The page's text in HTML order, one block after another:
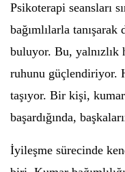
Psikoterapi seansları
bağımlılarla
buluyor. Bu, yalnızlık
ruhunu güçlendiriyor.
taşıyor. Bir kişi, kumar
başardığında,
İyileşme sürecinde